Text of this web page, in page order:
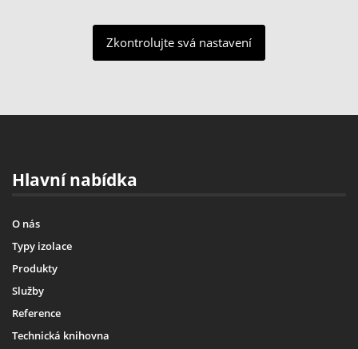
Zkontrolujte svá nastavení
Hlavní nabídka
O nás
Typy izolace
Produkty
Služby
Reference
Technická knihovna